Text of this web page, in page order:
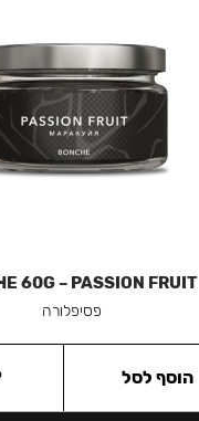
60G – PASSION FRUIT
פסיפלורה
הוסף לסל